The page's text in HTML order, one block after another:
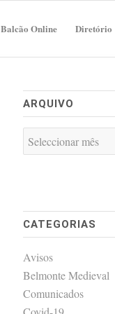
Balcão Online Diretório
ARQUIVO
CATEGORIAS
Avisos
Belmonte Medieval
Comunicados